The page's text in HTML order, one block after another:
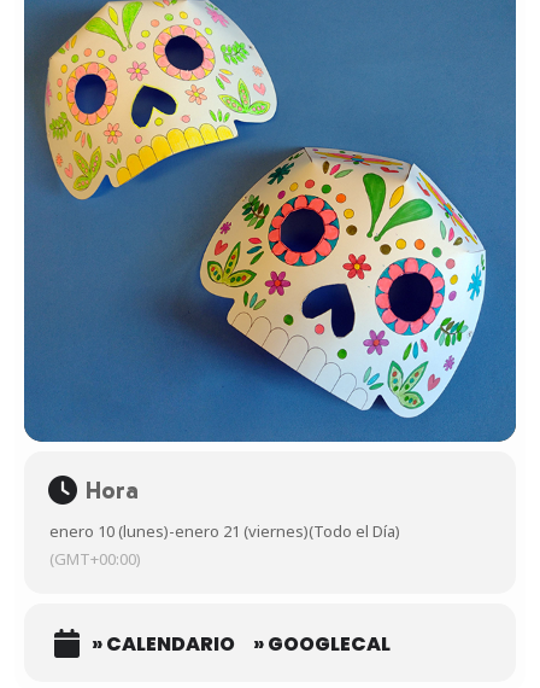
Hora
enero 10 (lunes)-enero 21 (viernes)(Todo el Día)
(GMT+00:00)
» CALENDARIO » GOOGLECAL